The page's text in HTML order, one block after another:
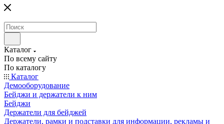
Каталог
По всему сайту
По каталогу
Каталог
Демооборудование
Бейджи и держатели к ним
Бейджи
Держатели для бейджей
Держатели, рамки и подставки для информации, рекламы и